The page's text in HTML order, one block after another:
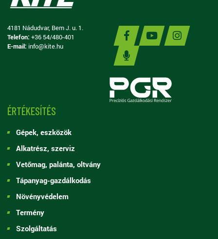
4181 Nádudvar, Bem J. u. 1.
Telefon: +36 54/480-401
E-mail: info@kite.hu
ÉRTÉKESÍTÉS
Gépek, eszközök
Alkatrész, szerviz
Vetőmag, palánta, oltvány
Tápanyag-gazdálkodás
Növényvédelem
Termény
Szolgáltatás